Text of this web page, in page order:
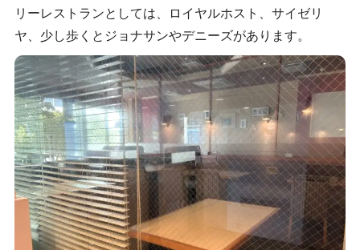
リーレストランとしては、ロイヤルホスト、サイゼリ
ヤ、少し歩くとジョナサンやデニーズがあります。